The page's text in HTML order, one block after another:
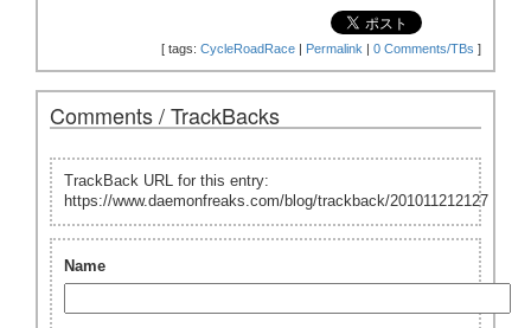
[ tags: CycleRoadRace Permalink 0 Comments/TBs ]
Comments / TrackBacks
TrackBack URL for this entry:
https://www.daemonfreaks.com/blog/trackback/201011212127
Name